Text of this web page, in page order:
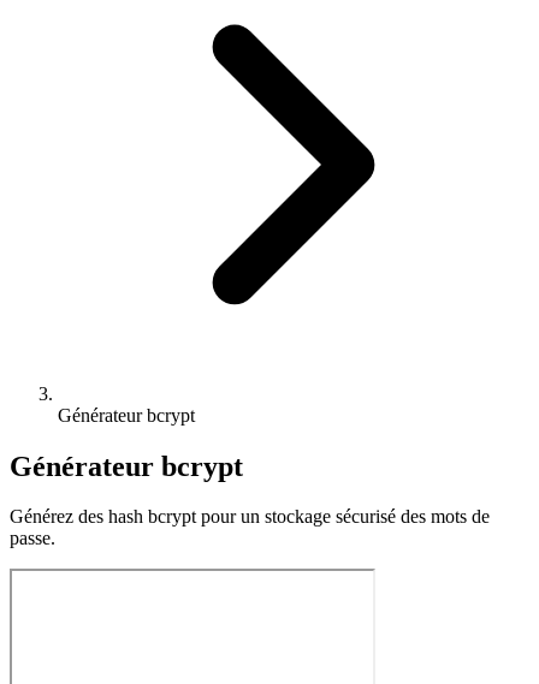
Générateur bcrypt
Générateur bcrypt
Générez des hash bcrypt pour un stockage sécurisé des mots de
passe.